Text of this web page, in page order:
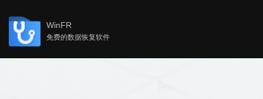
WinFR
免费的数据恢复软件